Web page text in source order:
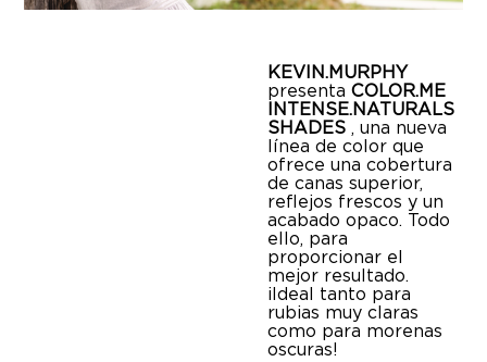
KEVIN.MURPHY
presenta COLOR.ME
INTENSE.NATURALS
SHADES , una nueva
línea de color que
ofrece una cobertura
de canas superior,
reflejos frescos y un
acabado opaco. Todo
ello, para
proporcionar el
mejor resultado.
¡Ideal tanto para
rubias muy claras
como para morenas
oscuras!